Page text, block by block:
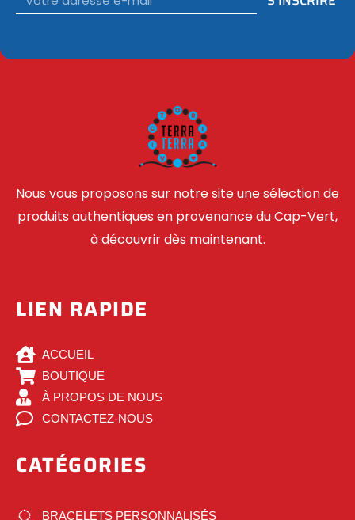
Nous vous proposons sur notre site une sélection de
produits authentiques en provenance du Cap-Vert,
à découvrir dès maintenant.
LIEN RAPIDE
ACCUEIL
BOUTIQUE
À PROPOS DE NOUS
CONTACTEZ-NOUS
CATÉGORIES
BRACELETS PERSONNALISÉS